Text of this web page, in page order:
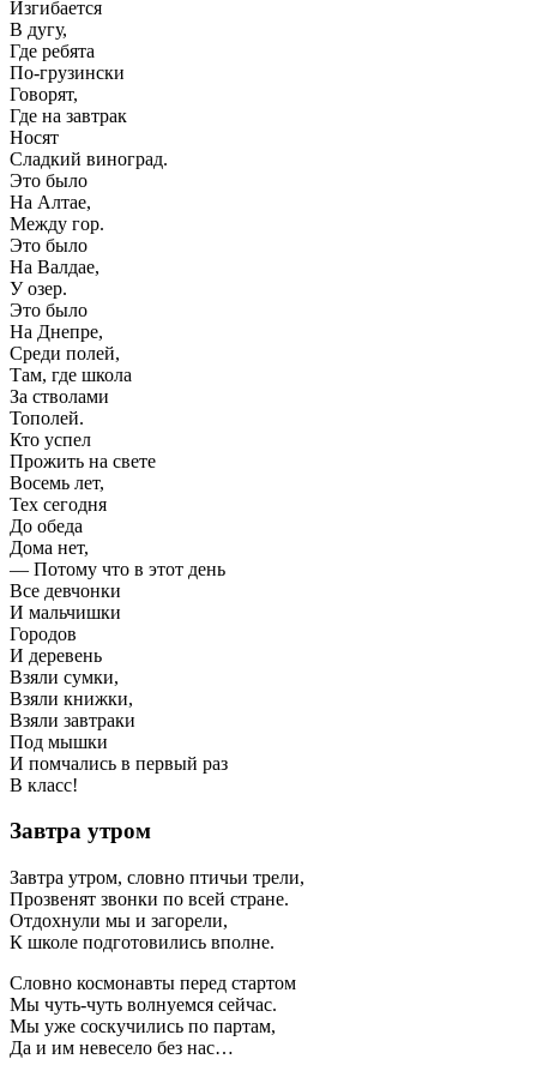
Изгибается
В дугу,
Где ребята
По-грузински
Говорят,
Где на завтрак
Носят
Сладкий виноград.
Это было
На Алтае,
Между гор.
Это было
На Валдае,
У озер.
Это было
На Днепре,
Среди полей,
Там, где школа
За стволами
Тополей.
Кто успел
Прожить на свете
Восемь лет,
Тех сегодня
До обеда
Дома нет,
— Потому что в этот день
Все девчонки
И мальчишки
Городов
И деревень
Взяли сумки,
Взяли книжки,
Взяли завтраки
Под мышки
И помчались в первый раз
В класс!
Завтра утром
Завтра утром, словно птичьи трели,
Прозвенят звонки по всей стране.
Отдохнули мы и загорели,
К школе подготовились вполне.
Словно космонавты перед стартом
Мы чуть-чуть волнуемся сейчас.
Мы уже соскучились по партам,
Да и им невесело без нас…